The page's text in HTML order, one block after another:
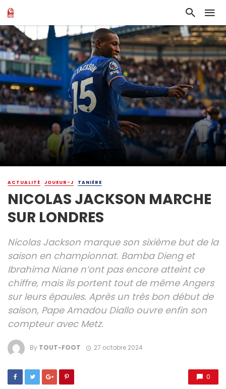
ACTUALITÉ JOUEUR-J TANIÈRE
NICOLAS JACKSON MARCHE
SUR LONDRES
Nicolas Jackson marque son sixième but de la
saison en championnat. Bamba Dieng et
Ibrahima Niane n’ont pas encore atteint ce
chiffre, mais ils portent tout de même Angers
sur leurs épaules. Après un très bon début de
saison, Pape Amadou Diallo ouvre enfin son
compteur avec Metz.
By TOUT-FOOT 27 octobre 2024
0